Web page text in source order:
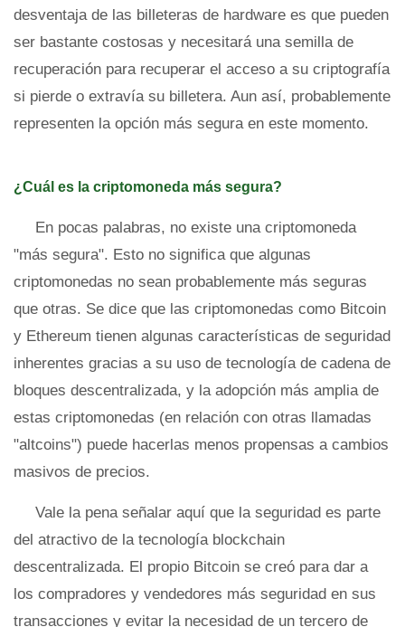
desventaja de las billeteras de hardware es que pueden
ser bastante costosas y necesitará una semilla de
recuperación para recuperar el acceso a su criptografía
si pierde o extravía su billetera. Aun así, probablemente
representen la opción más segura en este momento.
¿Cuál es la criptomoneda más segura?
En pocas palabras, no existe una criptomoneda
"más segura". Esto no significa que algunas
criptomonedas no sean probablemente más seguras
que otras. Se dice que las criptomonedas como Bitcoin
y Ethereum tienen algunas características de seguridad
inherentes gracias a su uso de tecnología de cadena de
bloques descentralizada, y la adopción más amplia de
estas criptomonedas (en relación con otras llamadas
"altcoins") puede hacerlas menos propensas a cambios
masivos de precios.
Vale la pena señalar aquí que la seguridad es parte
del atractivo de la tecnología blockchain
descentralizada. El propio Bitcoin se creó para dar a
los compradores y vendedores más seguridad en sus
transacciones y evitar la necesidad de un tercero de